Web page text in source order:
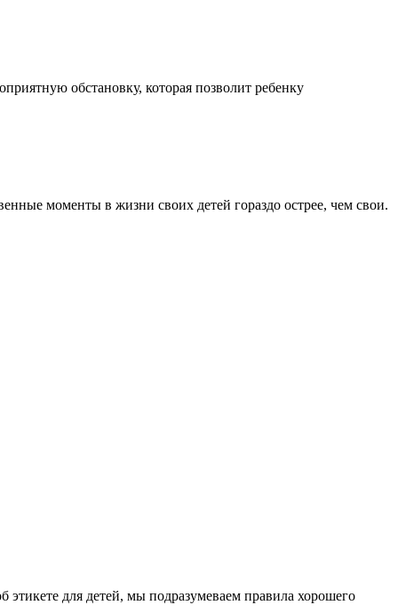
обстановку, которая позволит ребенку
моменты в жизни своих детей гораздо острее, чем свои.
для детей, мы подразумеваем правила хорошего